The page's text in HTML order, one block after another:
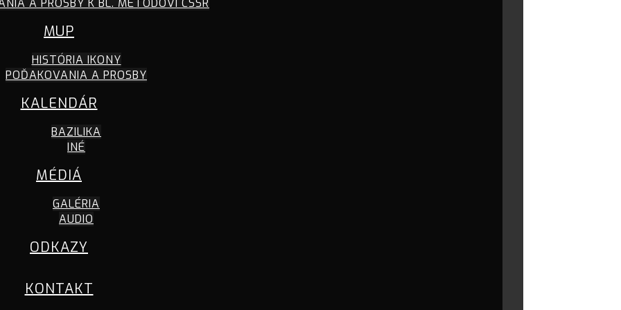
A PROSBY K BL. METODOVI CSSR
MUP
HISTÓRIA IKONY
POĎAKOVANIA A PROSBY
KALENDÁR
BAZILIKA
INÉ
MÉDIÁ
GALÉRIA
AUDIO
ODKAZY
KONTAKT